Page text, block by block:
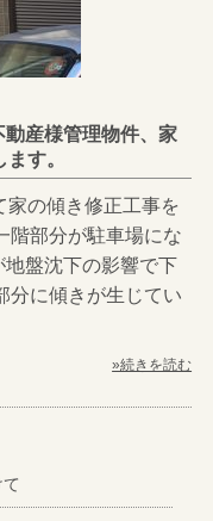
動産様管理物件、家
す。
家の傾き修正工事を
階部分が駐車場にな
盤沈下の影響で下
分に傾きが生じてい
»続きを読む